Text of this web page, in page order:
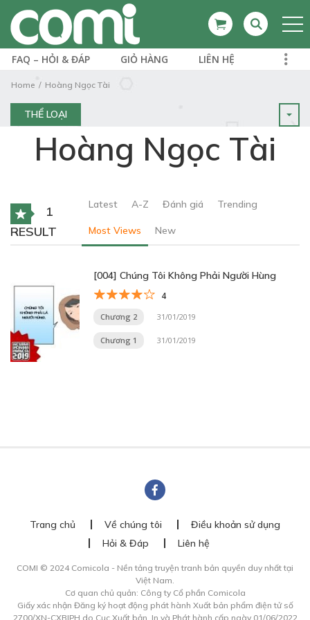
FAQ – HỎI & ĐÁP GIỎ HÀNG LIÊN HỆ
Home Hoàng Ngọc Tài
THỂ LOẠI
Hoàng Ngọc Tài
1
RESULT
Latest A-Z Đánh giá Trending
Most Views New
[004] Chúng Tôi Không Phải Người Hùng
4
Chương 2 31/01/2019
Chương 1 31/01/2019
Trang chủ Về chúng tôi
Điều khoản sử dụng
Hỏi & Đáp
Liên hệ
COMI © 2024 Comicola - Nền tảng truyện tranh bản quyền duy nhất tại
Việt Nam.
Cơ quan chủ quản: Công ty Cổ phần Comicola
Giấy xác nhận Đăng ký hoạt động phát hành Xuất bản phẩm điện tử số
2700/XN-CXBIPH do Cục Xuất bản, In và Phát hành cấp ngày 01/06/2022